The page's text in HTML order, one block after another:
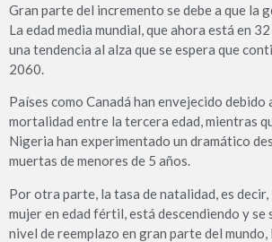
Gran parte del incremento se debe a que la
La edad media mundial, que ahora está en
una tendencia al alza que se espera que
2060.
Países como Canadá han envejecido debido
mortalidad entre la tercera edad, mientras
Nigeria han experimentado un dramático
muertas de menores de 5 años.
Por otra parte, la tasa de natalidad, es
mujer en edad fértil, está descendiendo y se
nivel de reemplazo en gran parte del